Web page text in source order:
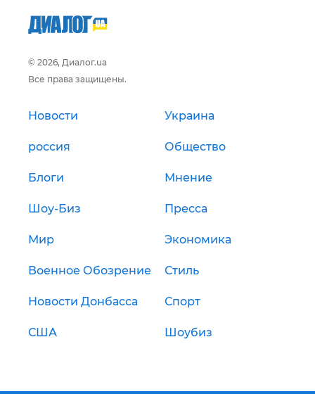
© 2026, Диалог.ua
Все права защищены.
Новости Украина
россия Общество
Блоги Мнение
Шоу-Биз Пресса
Мир Экономика
Военное Обозрение Стиль
Новости Донбасса Спорт
США Шоубиз